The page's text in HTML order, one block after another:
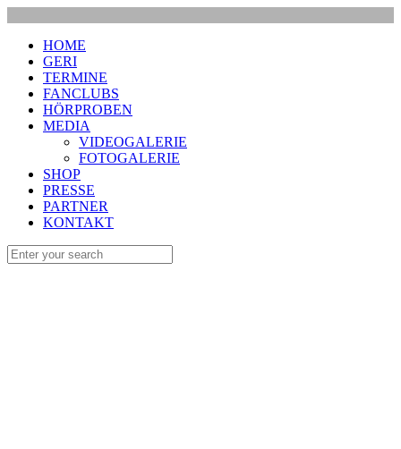
HOME
GERI
TERMINE
FANCLUBS
HÖRPROBEN
MEDIA
VIDEOGALERIE
FOTOGALERIE
SHOP
PRESSE
PARTNER
KONTAKT